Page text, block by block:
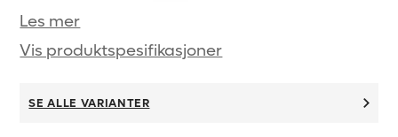
Les mer
Vis produktspesifikasjoner
SE ALLE VARIANTER